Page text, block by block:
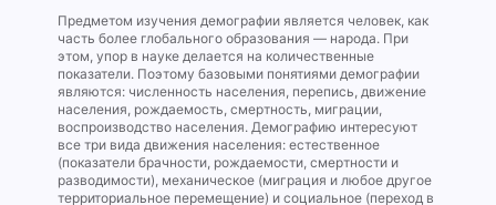
Предметом изучения демографии является человек, как
часть более глобального образования — народа. При
этом, упор в науке делается на количественные
показатели. Поэтому базовыми понятиями демографии
являются: численность населения, перепись, движение
населения, рождаемость, смертность, миграции,
воспроизводство населения. Демографию интересуют
все три вида движения населения: естественное
(показатели брачности, рождаемости, смертности и
разводимости), механическое (миграция и любое другое
территориальное перемещение) и социальное (переход в